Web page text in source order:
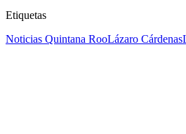
Etiquetas
Noticias Quintana RooLázaro Cárdenas